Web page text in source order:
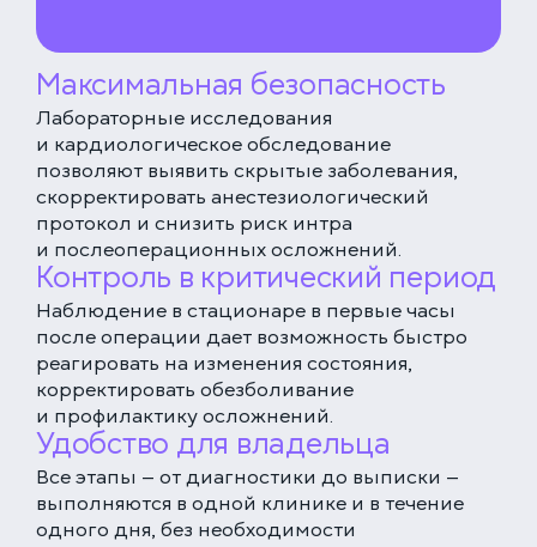
Максимальная безопасность
Лабораторные исследования
и кардиологическое обследование
позволяют выявить скрытые заболевания,
скорректировать анестезиологический
протокол и снизить риск интра
и послеоперационных осложнений.
Контроль в критический период
Наблюдение в стационаре в первые часы
после операции дает возможность быстро
реагировать на изменения состояния,
корректировать обезболивание
и профилактику осложнений.
Удобство для владельца
Все этапы — от диагностики до выписки —
выполняются в одной клинике и в течение
одного дня, без необходимости
КЛИНИКА НА СЕРПУХОВСКОЙ
Выберите дату
ЕДИНАЯ СПРАВОЧНАЯ (КРУГЛОСУТОЧНО)
+7 (499) 288-80-36
Закажите звонок, и мы перезвоним вам в течение
15 минут
Соглашаюсь с политикойконфиденциальности
и обработки данных